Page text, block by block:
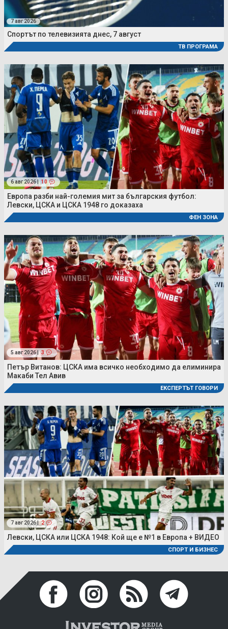
7 авг 2026
Спортът по телевизията днес, 7 август
ТВ ПРОГРАМА
6 авг 2026 | 10
Европа разби най-големия мит за българския футбол:
Левски, ЦСКА и ЦСКА 1948 го доказаха
ФЕН ЗОНА
5 авг 2026 | 3
Петър Витанов: ЦСКА има всичко необходимо да елиминира
Макаби Тел Авив
ЕКСПЕРТЪТ ГОВОРИ
7 авг 2026 | 2
Левски, ЦСКА или ЦСКА 1948: Кой ще е №1 в Европа + ВИДЕО
СПОРТ И БИЗНЕС